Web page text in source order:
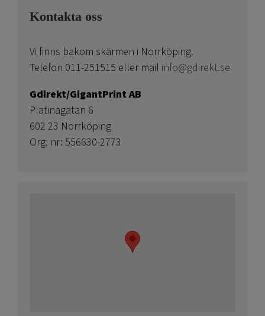
Kontakta oss
Vi finns bakom skärmen i Norrköping.
Telefon 011-251515 eller mail info@gdirekt.se
Gdirekt/GigantPrint AB
Platinagatan 6
602 23 Norrköping
Org. nr: 556630-2773